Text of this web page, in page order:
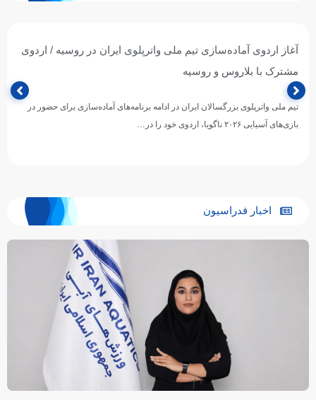
تیم ملی واترپلوی جوانان ایران با برتری برابر ازبکستان پنجم
شد
تیم ملی واترپلوی جوانان ایران در آخرین دیدار خود از دوازدهمین دوره مسابقات
قهرمانی رده‌های سنی ورزش‌های آبی آسیا، با…
اخبار فدراسیون